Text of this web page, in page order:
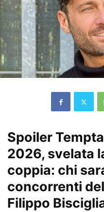
Spoiler
2026, svelata
coppia: chi
concorrenti
Filippo